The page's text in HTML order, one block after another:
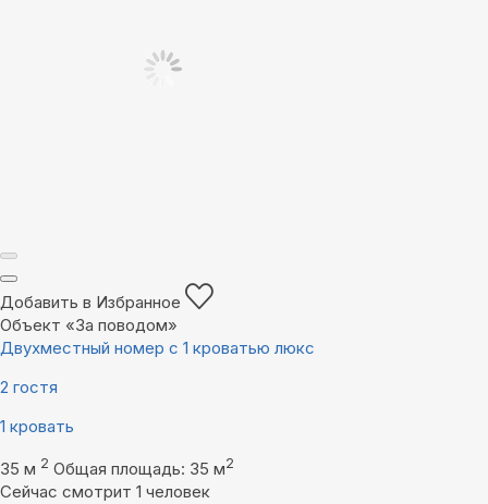
Добавить в Избранное
Объект «За поводом»
Двухместный номер с 1 кроватью люкс
2 гостя
1 кровать
35 м 2 Общая площадь: 35 м2
Сейчас смотрит 1 человек